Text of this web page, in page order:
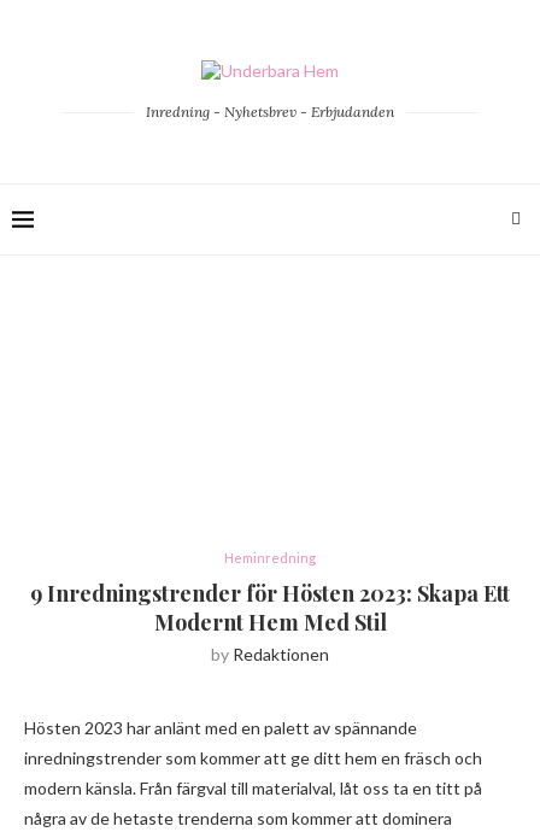
Inredning - Nyhetsbrev - Erbjudanden
Heminredning
9 Inredningstrender för Hösten 2023: Skapa Ett
Modernt Hem Med Stil
by Redaktionen
Hösten 2023 har anlänt med en palett av spännande
inredningstrender som kommer att ge ditt hem en fräsch och
modern känsla. Från färgval till materialval, låt oss ta en titt på
några av de hetaste trenderna som kommer att dominera